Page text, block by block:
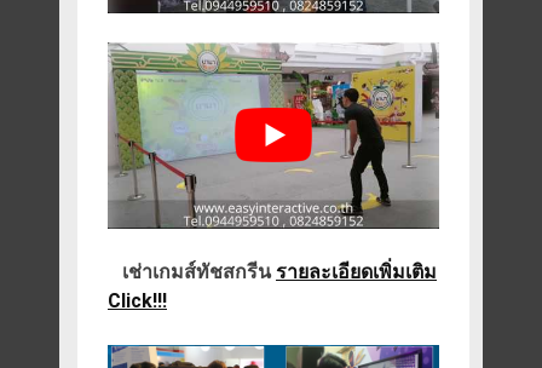
เช่าเกมส์ทัชสกรีน รายละเอียดเพิ่มเติม
Click!!!